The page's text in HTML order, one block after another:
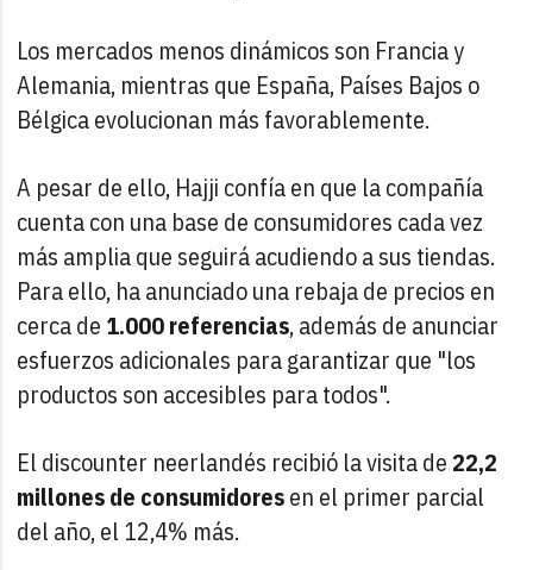
Los mercados menos dinámicos son Francia y
Alemania, mientras que España, Países Bajos o
Bélgica evolucionan más favorablemente.
A pesar de ello, Hajji confía en que la compañía
cuenta con una base de consumidores cada vez
más amplia que seguirá acudiendo a sus tiendas.
Para ello, ha anunciado una rebaja de precios en
cerca de 1.000 referencias, además de anunciar
esfuerzos adicionales para garantizar que "los
productos son accesibles para todos".
El discounter neerlandés recibió la visita de22,2
millones de consumidoresen el primer parcial
del año, el 12,4% más.